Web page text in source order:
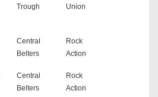
Trough
Union
Central
Belters
Rock
Action
Central
Belters
Rock
Action